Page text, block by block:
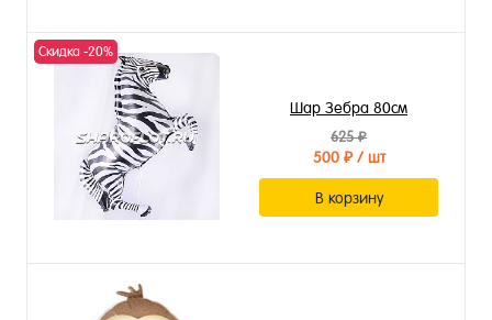
Скидка -20%
Шар Зебра 80см
625 ₽
500 ₽/ шт
В корзину